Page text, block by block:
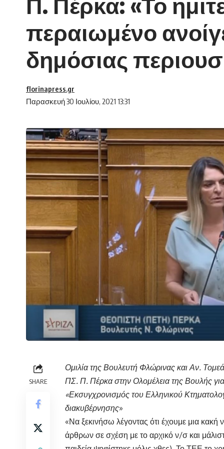
περαιωμένο
δημόσιας
Παρασκευή 30 Ιουλίου, 2021 13:31
florinapress.gr
SHARE
Ομιλία της Βουλευτή Φλώρινας και Αν.
ΠΣ. Π. Πέρκα στην Ολομέλεια της Βουλής
«Εκσυγχρονισμός του Ελληνικού
διακυβέρνησης»
«Να ξεκινήσω λέγοντας ότι έχουμε μια
άρθρων σε σχέση με το αρχικό ν/σ και